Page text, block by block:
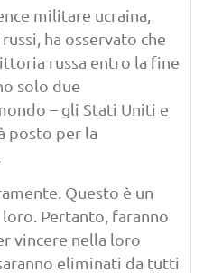
militare ucraina,
ha osservato che
russa entro la fine
solo due
– gli Stati Uniti e
posto per la
Questo è un
Pertanto, faranno
vincere nella loro
eliminati da tutti